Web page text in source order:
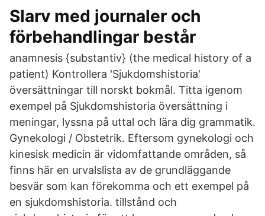
Slarv med journaler och
förbehandlingar består
anamnesis {substantiv} (the medical history of a
patient) Kontrollera 'Sjukdomshistoria'
översättningar till norskt bokmål. Titta igenom
exempel på Sjukdomshistoria översättning i
meningar, lyssna på uttal och lära dig grammatik.
Gynekologi / Obstetrik. Eftersom gynekologi och
kinesisk medicin är vidomfattande områden, så
finns här en urvalslista av de grundläggande
besvär som kan förekomma och ett exempel på
en sjukdomshistoria. tillstånd och